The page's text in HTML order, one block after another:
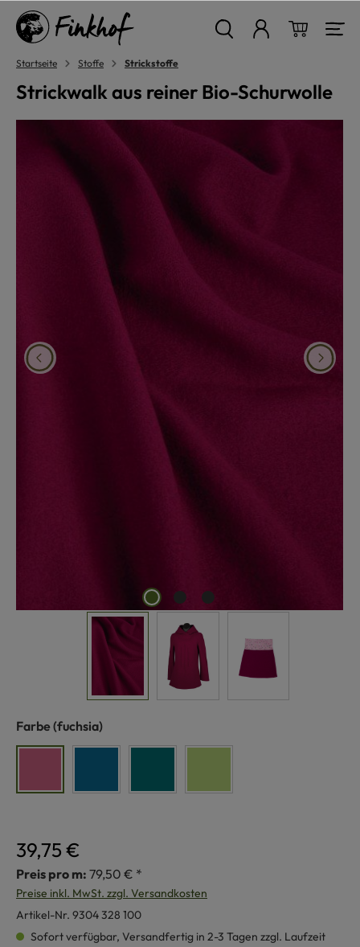
springen
Startseite Stoffe Strickstoffe
Strickwalk aus reiner Bio-Schurwolle
Bildergalerie überspringen
Farbe auswählen
(fuchsia)
39,75 €
Preis pro m: 79,50 € *
Preise inkl. MwSt. zzgl. Versandkosten
Artikel-Nr. 9304 328 100
Sofort verfügbar, Versandfertig in 2-3 Tagen zzgl. Laufzeit